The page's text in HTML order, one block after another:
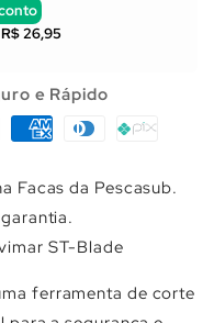
R$ 26,95
e Rápido
Facas da Pescasub.
ST-Blade
ferramenta de corte